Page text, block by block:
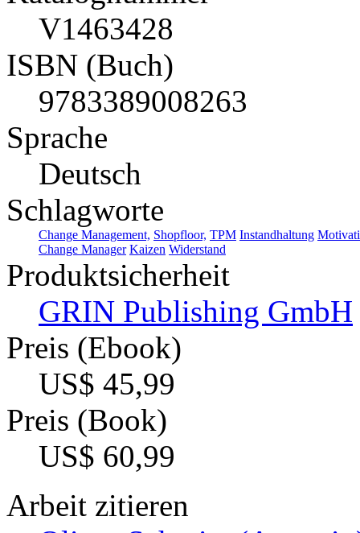
V1463428
ISBN (Buch)
9783389008263
Sprache
Deutsch
Schlagworte
Change Management, Shopfloor, TPM Instandhaltung
Change Manager Kaizen Widerstand
Produktsicherheit
GRIN Publishing GmbH
Preis (Ebook)
US$ 45,99
Preis (Book)
US$ 60,99
Arbeit zitieren